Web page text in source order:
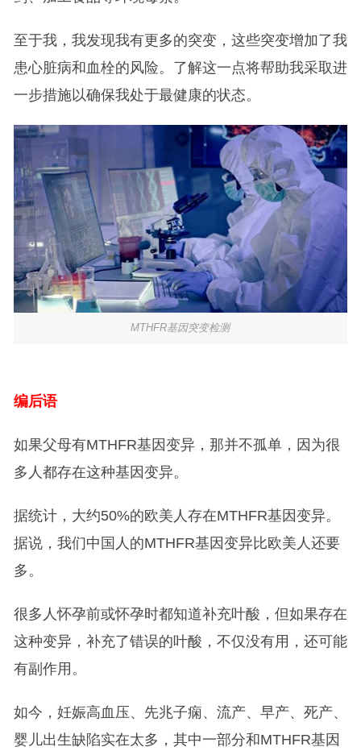
至于我，我发现我有更多的突变，这些突变增加了我
患心脏病和血栓的风险。了解这一点将帮助我采取进
一步措施以确保我处于最健康的状态。
MTHFR基因突变检测
编后语
如果父母有MTHFR基因变异，那并不孤单，因为很
多人都存在这种基因变异。
据统计，大约50%的欧美人存在MTHFR基因变异。
据说，我们中国人的MTHFR基因变异比欧美人还要
多。
很多人怀孕前或怀孕时都知道补充叶酸，但如果存在
这种变异，补充了错误的叶酸，不仅没有用，还可能
有副作用。
如今，妊娠高血压、先兆子痫、流产、早产、死产、
婴儿出生缺陷实在太多，其中一部分和MTHFR基因